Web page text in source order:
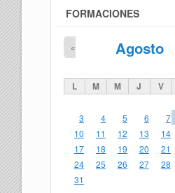
FORMACIONES
Agosto
«
L M M J V
3
4 5 6 7
10
11 12 13 14
17
18 19 20 21
24
25 26 27 28
31